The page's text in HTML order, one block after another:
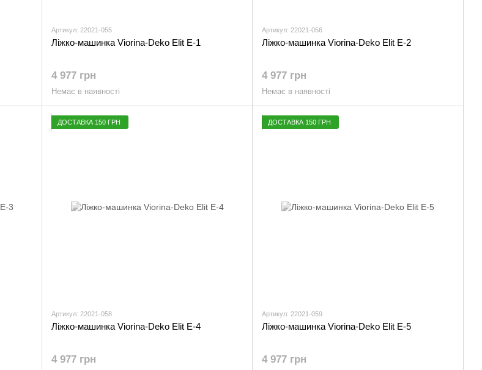
Артикул: 22021-055
Ліжко-машинка Viorina-Deko Elit E-1
4 977 грн
Немає в наявності
Артикул: 22021-056
Ліжко-машинка Viorina-Deko Elit E-2
4 977 грн
Немає в наявності
ДОСТАВКА 150 ГРН
Артикул: 22021-058
Ліжко-машинка Viorina-Deko Elit E-4
4 977 грн
ДОСТАВКА 150 ГРН
Артикул: 22021-059
Ліжко-машинка Viorina-Deko Elit E-5
4 977 грн